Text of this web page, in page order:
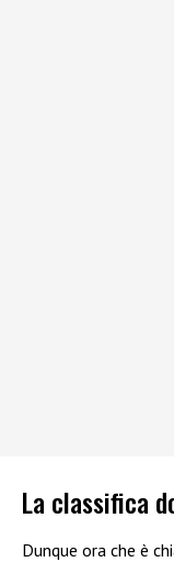
La classifica
Dunque ora che è